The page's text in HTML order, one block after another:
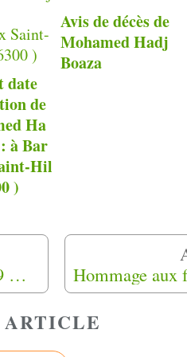
date
de
Ha
à Bar
Hil
)
Avis de décès de
Mohamed Hadj
Boaza
(Algérie, les oubliés du 19 mars 1962): un livre pour rappeler le drame des pieds-noirs, des rapatriés et des harkis